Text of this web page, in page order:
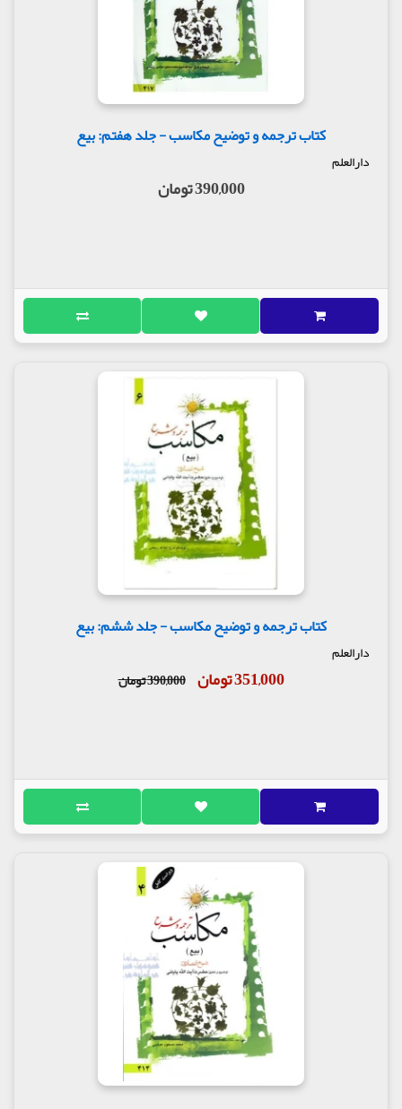
کتاب ترجمه و توضیح مکاسب - جلد هفتم: بیع
دارالعلم
390,000 تومان
کتاب ترجمه و توضیح مکاسب - جلد ششم: بیع
دارالعلم
351,000 تومان 390,000 تومان